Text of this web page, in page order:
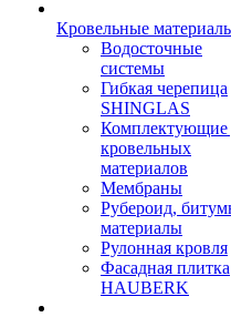
Кровельные
Водосточные
системы
Гибкая черепица
SHINGLAS
Комплектующие
кровельных
материалов
Мембраны
Рубероид,
материалы
Рулонная кровля
Фасадная плитка
HAUBERK